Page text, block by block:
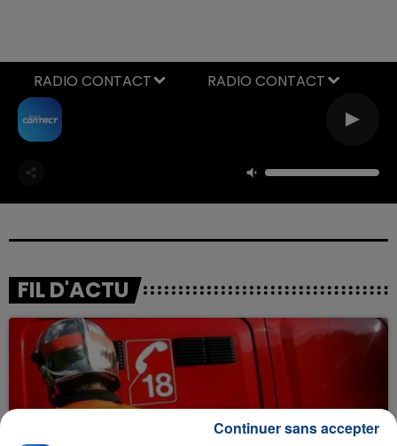
RADIO CONTACT
FIL D'ACTU
Continuer sans accepter